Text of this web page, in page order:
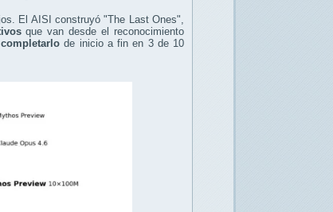
El AISI construyó "The Last Ones",
que van desde el reconocimiento
de inicio a fin en 3 de 10